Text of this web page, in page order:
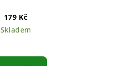
179 Kč
Skladem